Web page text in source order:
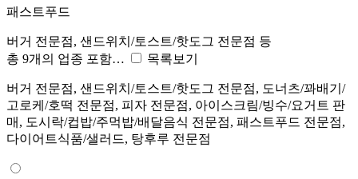
패스트푸드
버거 전문점, 샌드위치/토스트/핫도그 전문점 등
총 9개의 업종 포함…
목록보기
버거 전문점, 샌드위치/토스트/핫도그 전문점, 도너츠/꽈배기/
고로케/호떡 전문점, 피자 전문점, 아이스크림/빙수/요거트 판
매, 도시락/컵밥/주먹밥/배달음식 전문점, 패스트푸드 전문점,
다이어트식품/샐러드, 탕후루 전문점